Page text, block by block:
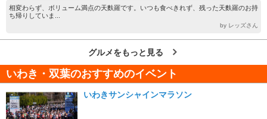
相変わらず、ボリューム満点の天麩羅です。いつも食べきれず、残った天麩羅のお持
ち帰りしていま...
by レッズさん
グルメをもっと見る
いわき・双葉のおすすめのイベント
いわきサンシャインマラソン